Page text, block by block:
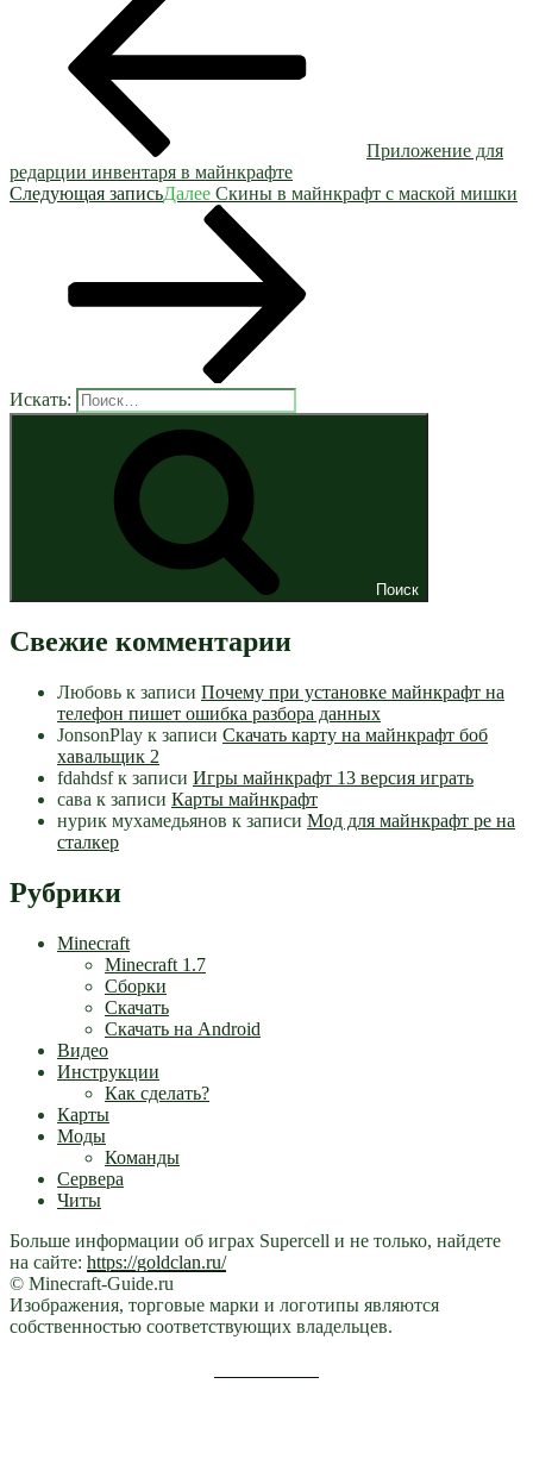
Приложение для
редарции инвентаря в майнкрафте
Следующая записьДалее Скины в майнкрафт с маской мишки
Искать:
Поиск
Свежие комментарии
Любовь к записи Почему при установке майнкрафт на
телефон пишет ошибка разбора данных
JonsonPlay к записи Скачать карту на майнкрафт боб
хавальщик 2
fdahdsfк записи Игры майнкрафт 13 версия играть
сава к записи Карты майнкрафт
нурик мухамедьянов к записи Мод для майнкрафт pe на
сталкер
Рубрики
Minecraft
Minecraft 1.7
Сборки
Скачать
Скачать на Android
Видео
Инструкции
Как сделать?
Карты
Моды
Команды
Сервера
Читы
Больше информации об играх Supercell и не только, найдете
на сайте: https://goldclan.ru/
© Minecraft-Guide.ru
Изображения, торговые марки и логотипы являются
собственностью соответствующих владельцев.